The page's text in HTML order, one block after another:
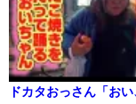
ドカタおっさん「お